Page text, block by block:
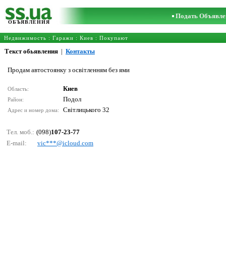
ОБЪЯВЛЕНИЯ
Подать
Недвижимость : Гаражи : Киев : Покупают
Текст обьявления | Контакты
Продам автостоянку з освітленням без ями
Область: Киев
Район: Подол
Адрес и номер дома: Світлицького 32
Тел. моб.: (098)107-23-77
E-mail:
viс***@iсlоud.соm